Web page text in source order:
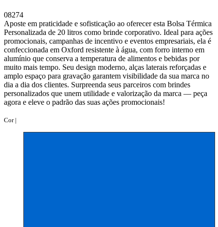
08274
Aposte em praticidade e sofisticação ao oferecer esta Bolsa Térmica
Personalizada de 20 litros como brinde corporativo. Ideal para ações
promocionais, campanhas de incentivo e eventos empresariais, ela é
confeccionada em Oxford resistente à água, com forro interno em
alumínio que conserva a temperatura de alimentos e bebidas por
muito mais tempo. Seu design moderno, alças laterais reforçadas e
amplo espaço para gravação garantem visibilidade da sua marca no
dia a dia dos clientes. Surpreenda seus parceiros com brindes
personalizados que unem utilidade e valorização da marca — peça
agora e eleve o padrão das suas ações promocionais!
Cor |